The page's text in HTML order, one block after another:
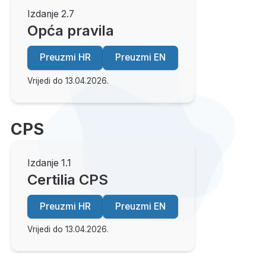
Izdanje 2.7
Opća pravila
Preuzmi HR Preuzmi EN
Vrijedi do 13.04.2026.
CPS
Izdanje 1.1
Certilia CPS
Preuzmi HR Preuzmi EN
Vrijedi do 13.04.2026.